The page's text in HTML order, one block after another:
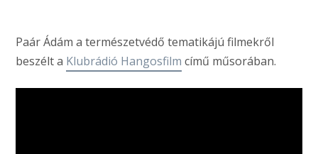
Paár Ádám a természetvédő tematikájú filmekről
beszélt a Klubrádió Hangosfilm című műsorában.